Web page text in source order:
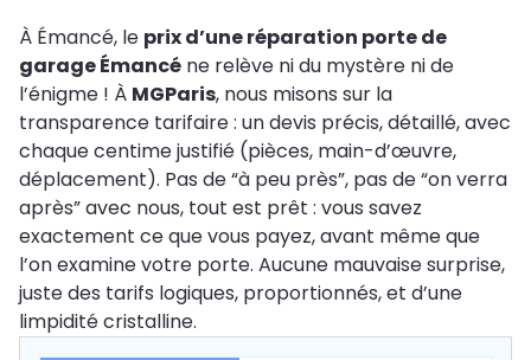
À Émancé, le prix d’une réparation porte de
garage Émancé ne relève ni du mystère ni de
l’énigme ! À MGParis, nous misons sur la
transparence tarifaire : un devis précis, détaillé, avec
chaque centime justifié (pièces, main-d’œuvre,
déplacement). Pas de “à peu près”, pas de “on verra
après” avec nous, tout est prêt : vous savez
exactement ce que vous payez, avant même que
l’on examine votre porte. Aucune mauvaise surprise,
juste des tarifs logiques, proportionnés, et d’une
limpidité cristalline.